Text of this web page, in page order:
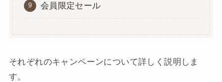
会員限定セール
それぞれのキャンペーンについて詳しく説明しま
す。